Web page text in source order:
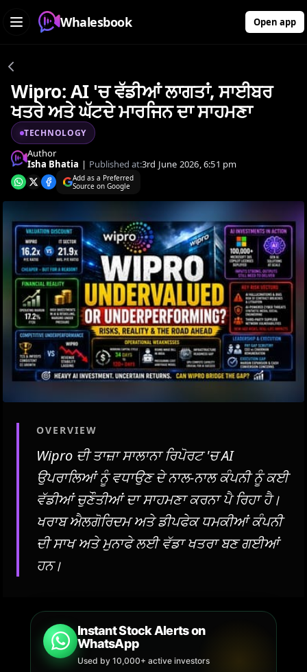
Whalesbook Open app
Wipro: AI 'ਚ ਵੱਡੀਆਂ ਲਾਗਤਾਂ, ਸਾਈਬਰ
ਖਤਰੇ ਅਤੇ ਘੱਟਦੇ ਮਾਰਜਿਨ ਦਾ ਸਾਹਮਣਾ
TECHNOLOGY
Author
Isha Bhatia | Published at:3rd June 2026, 6:51 pm
Add as a Preferred
Source on Google
OVERVIEW
Wipro ਦੀ ਤਾਜ਼ਾ ਸਾਲਾਨਾ ਰਿਪੋਰਟ 'ਚ AI
ਉਪਰਾਲਿਆਂ ਨੂੰ ਵਧਾਉਣ ਦੇ ਨਾਲ-ਨਾਲ ਕੰਪਨੀ ਨੂੰ ਕਈ
ਵੱਡੀਆਂ ਚੁਣੌਤੀਆਂ ਦਾ ਸਾਹਮਣਾ ਕਰਨਾ ਪੈ ਰਿਹਾ ਹੈ।
ਖਰਾਬ ਐਲਗੋਰਿਦਮ ਅਤੇ ਡੀਪਫੇਕ ਧਮਕੀਆਂ ਕੰਪਨੀ
ਦੀ ਸਾਖ ਅਤੇ ਮੁਨਾਫੇ ਲਈ ਵੱਡਾ ਖਤਰਾ ਬਣ ਗਈਆਂ
ਹਨ।
Instant Stock Alerts on
WhatsApp
Used by 10,000+ active investors